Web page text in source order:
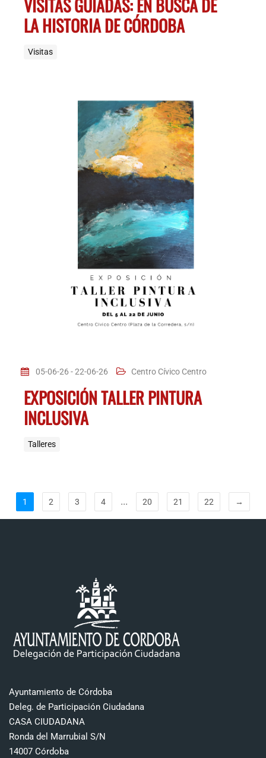
VISITAS GUIADAS: EN BUSCA DE
LA HISTORIA DE CÓRDOBA
Visitas
05-06-26 - 22-06-26 Centro Cívico Centro
EXPOSICIÓN TALLER PINTURA
INCLUSIVA
Talleres
1 2 3 4 ... 20 21 22 →
Ayuntamiento de Córdoba
Deleg. de Participación Ciudadana
CASA CIUDADANA
Ronda del Marrubial S/N
14007 Córdoba